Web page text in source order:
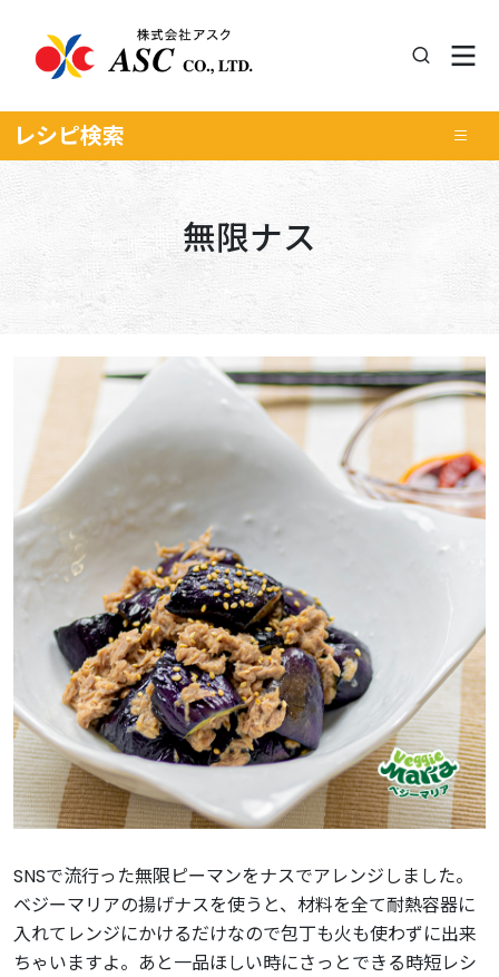
レシピ検索
無限ナス
SNSで流行った無限ピーマンをナスでアレンジしました。
ベジーマリアの揚げナスを使うと、材料を全て耐熱容器に
入れてレンジにかけるだけなので包丁も火も使わずに出来
ちゃいますよ。あと一品ほしい時にさっとできる時短レシ